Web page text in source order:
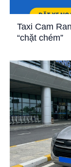
Taxi Cam
“chặt chém”